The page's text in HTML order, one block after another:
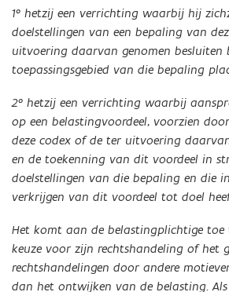
1° hetzij een verrichting waarbij hij
doelstellingen van een bepaling van
uitvoering daarvan genomen besluiten
toepassingsgebied van die bepaling
2° hetzij een verrichting waarbij
op een belastingvoordeel, voorzien
deze codex of de ter uitvoering
en de toekenning van dit voordeel in
doelstellingen van die bepaling en die
verkrijgen van dit voordeel tot doel
Het komt aan de belastingplichtige toe
keuze voor zijn rechtshandeling of het
rechtshandelingen door andere
dan het ontwijken van de belasting.